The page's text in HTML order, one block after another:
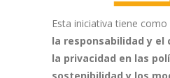
Esta iniciativa tiene
la responsabilidad y el
la privacidad en las